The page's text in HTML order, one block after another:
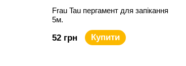
Frau Tau пергамент для запікання
5м.
52 грн Купити